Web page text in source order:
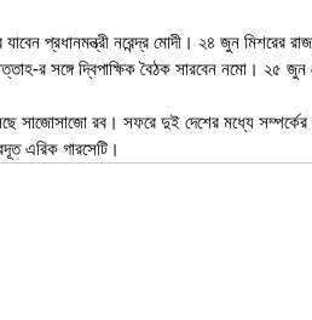
র সঙ্গে দ্বিপাক্ষিক বৈঠক সারবেন নমো। ২৫ জুন
এরিক গারসেটি।